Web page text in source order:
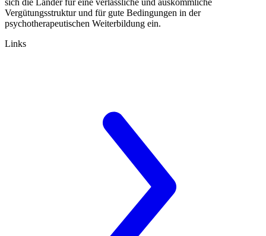
Vergütungsstruktur und für gute Bedingungen in der
psychotherapeutischen Weiterbildung ein.
Links